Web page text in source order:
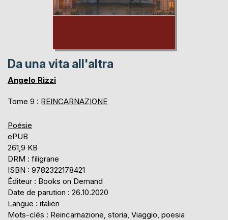
Da una vita all'altra
Angelo Rizzi
Tome 9 : REINCARNAZIONE
Poésie
ePUB
261,9 KB
DRM : filigrane
ISBN : 9782322178421
Éditeur : Books on Demand
Date de parution : 26.10.2020
Langue : italien
Mots-clés : Reincarnazione, storia, Viaggio, poesia